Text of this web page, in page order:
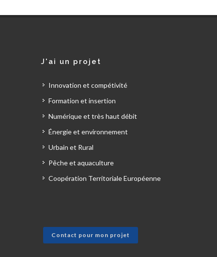
J'ai un projet
Innovation et compétivité
Formation et insertion
Numérique et très haut débit
Énergie et environnement
Urbain et Rural
Pêche et aquaculture
Coopération Territoriale Européenne
Contact pour mon projet